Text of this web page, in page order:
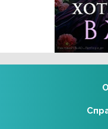
Реклама 18+ АО «ЛитГород»